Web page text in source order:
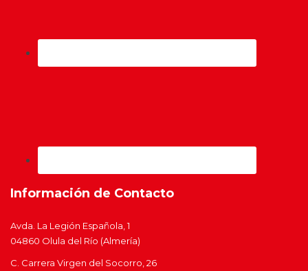
Información de Contacto
Avda. La Legión Española, 1
04860 Olula del Río (Almería)
C. Carrera Virgen del Socorro, 26